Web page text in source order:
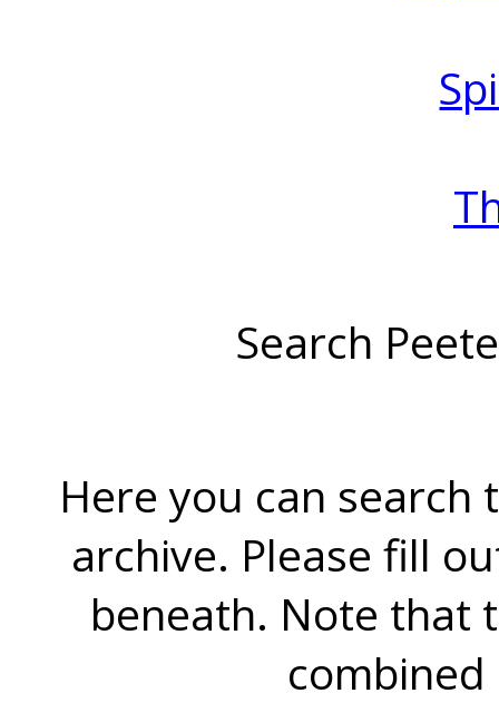
Search
Here you can search
archive. Please fill
beneath. Note that
combined